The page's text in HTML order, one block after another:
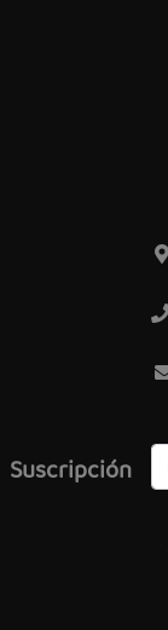
Suscripción